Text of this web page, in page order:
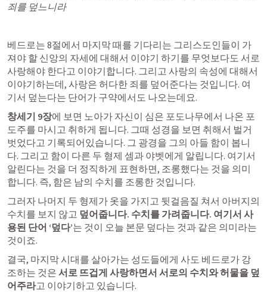
죄를 덮느니라
베드로는 8절에서 마지막 때를 기다리는 그리스도인들이 가
져야 할 신앙의 자세에 대해서 이야기 하기를 무엇보다도 서로
사랑해야 한다고 이야기합니다. 그리고 사랑의 속성에 대해서
이야기하는데, 사랑은 허다한 죄를 덮어준다는 것입니다. 여
기서 덮는다는 단어가 구약에서도 나오는데요.
창세기 9장에 보면 노아가 자신이 심은 포도나무에서 나온 포
도주를 마시고 취하게 됩니다. 그때 성경을 보면 취해서 벌거
벗었다고 기록되어있습니다. 그 광경을 그의 아들 함이 봅니
다. 그리고 함이 다른 두 형제 셈과 야벳에게 알립니다. 여기서
알린다는 것을 더 정직하게 표현하면, 조롱했다는 것을 의미
합니다. 즉, 함은 남의 수치를 조롱한 것입니다.
그러자 나머지 두 형제가 옷을 가지고 뒷걸음질 쳐서 아버지의
수치를 보지 않고 덮어줍니다. 수치를 가려줍니다. 여기서 사
용된 단어 ‘덮다’는 것이 오늘 본문 덮다는 것과 같은 의미라는
것이죠.
결국, 마지막 시대를 살아가는 성도들에게 사도 베드로가 강
조하는 것은 서로 뜨겁게 사랑하면서 서로의 수치와 허물을 덮
어주라고 이야기하고 있습니다.